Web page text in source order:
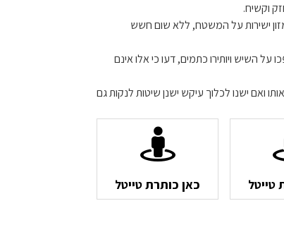
וקשיח.
ישירות על המשטח, ללא שום חשש
השיש ויותירו כתמים, דעו כי אלו אינם
ואם ישנו לכלוך עיקש ישנן שיטות לנקות גם
טייטל כאן כותרת טייטל